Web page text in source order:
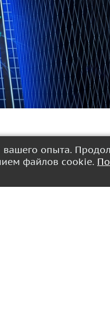
на вашу видимость
будет закрывать
в соответствии с вашими
опыта.
файлов cookie.